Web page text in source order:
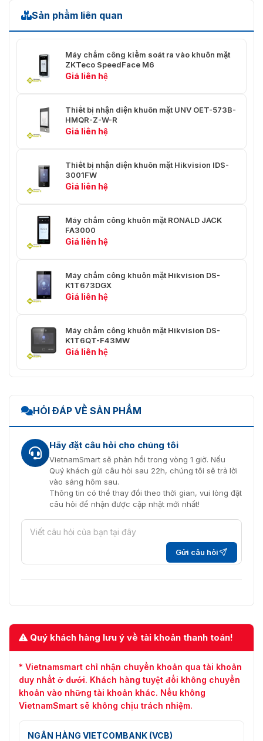
Sản phẩm liên quan
Máy chấm công kiểm soát ra vào khuôn mặt
ZKTeco SpeedFace M6
Giá liên hệ
Thiết bị nhận diện khuôn mặt UNV OET-573B-
HMQR-Z-W-R
Giá liên hệ
Thiết bị nhận diện khuôn mặt Hikvision IDS-
3001FW
Giá liên hệ
Máy chấm công khuôn mặt RONALD JACK
FA3000
Giá liên hệ
Máy chấm công khuôn mặt Hikvision DS-
K1T673DGX
Giá liên hệ
Máy chấm công khuôn mặt Hikvision DS-
K1T6QT-F43MW
Giá liên hệ
HỎI ĐÁP VỀ SẢN PHẨM
Hãy đặt câu hỏi cho chúng tôi
VietnamSmart sẽ phản hồi trong vòng 1 giờ. Nếu
Quý khách gửi câu hỏi sau 22h, chúng tôi sẽ trả lời
vào sáng hôm sau.
Thông tin có thể thay đổi theo thời gian, vui lòng đặt
câu hỏi để nhận được cập nhật mới nhất!
Gửi câu hỏi
Quý khách hàng lưu ý về tài khoản thanh toán!
* Vietnamsmart chỉ nhận chuyển khoản qua tài khoản
duy nhất ở dưới. Khách hàng tuyệt đối không chuyển
khoản vào những tài khoản khác. Nếu không
VietnamSmart sẽ không chịu trách nhiệm.
NGÂN HÀNG VIETCOMBANK (VCB)